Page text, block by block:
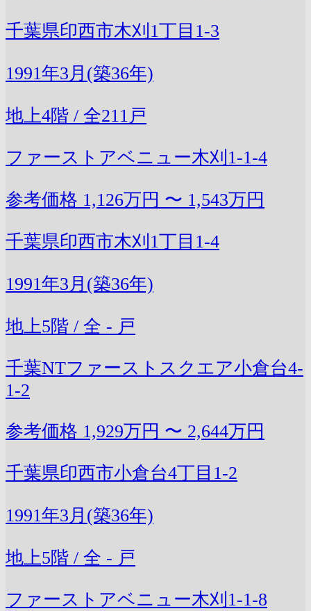
千葉県印西市木刈1丁目1-3
1991年3月(築36年)
地上4階 / 全211戸
ファーストアベニュー木刈1-1-4
参考価格 1,126万円 〜 1,543万円
千葉県印西市木刈1丁目1-4
1991年3月(築36年)
地上5階 / 全 - 戸
千葉NTファーストスクエア小倉台4-
1-2
参考価格 1,929万円 〜 2,644万円
千葉県印西市小倉台4丁目1-2
1991年3月(築36年)
地上5階 / 全 - 戸
ファーストアベニュー木刈1-1-8